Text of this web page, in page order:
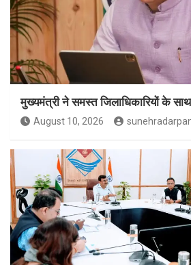
मुख्यमंत्री ने समस्त जिलाधिकारियों के
August 10, 2026